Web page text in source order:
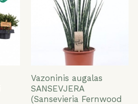
Vazoninis augalas
SANSEVJERA
(Sansevieria Fernwood